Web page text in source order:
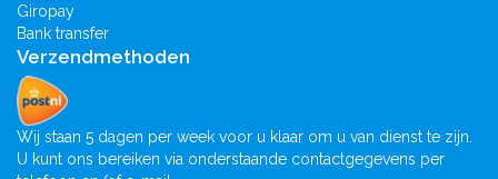
Giropay
Bank transfer
Verzendmethoden
Wij staan 5 dagen per week voor u klaar om u van dienst te zijn.
U kunt ons bereiken via onderstaande contactgegevens per